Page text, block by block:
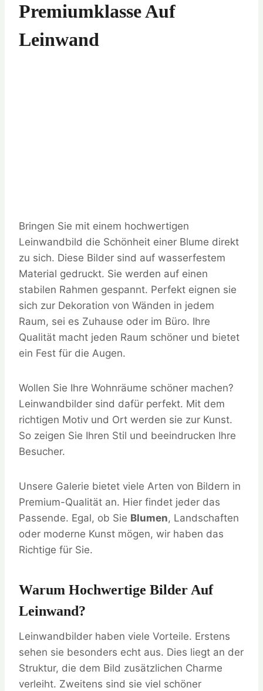
Premiumklasse Auf
Leinwand
Bringen Sie mit einem hochwertigen
Leinwandbild die Schönheit einer Blume direkt
zu sich. Diese Bilder sind auf wasserfestem
Material gedruckt. Sie werden auf einen
stabilen Rahmen gespannt. Perfekt eignen sie
sich zur Dekoration von Wänden in jedem
Raum, sei es Zuhause oder im Büro. Ihre
Qualität macht jeden Raum schöner und bietet
ein Fest für die Augen.
Wollen Sie Ihre Wohnräume schöner machen?
Leinwandbilder sind dafür perfekt. Mit dem
richtigen Motiv und Ort werden sie zur Kunst.
So zeigen Sie Ihren Stil und beeindrucken Ihre
Besucher.
Unsere Galerie bietet viele Arten von Bildern in
Premium-Qualität an. Hier findet jeder das
Passende. Egal, ob Sie Blumen, Landschaften
oder moderne Kunst mögen, wir haben das
Richtige für Sie.
Warum Hochwertige Bilder Auf
Leinwand?
Leinwandbilder haben viele Vorteile. Erstens
sehen sie besonders echt aus. Dies liegt an der
Struktur, die dem Bild zusätzlichen Charme
verleiht. Zweitens sind sie viel schöner